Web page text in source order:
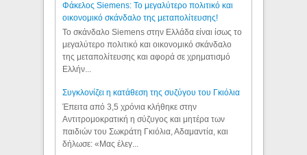
Φάκελος Siemens: Το μεγαλύτερο πολιτικό και
οικονομικό σκάνδαλο της μεταπολίτευσης!
Το σκάνδαλο Siemens στην Ελλάδα είναι ίσως το
μεγαλύτερο πολιτικό και οικονομικό σκάνδαλο
της μεταπολίτευσης και αφορά σε χρηματισμό
Ελλήν...
Συγκλονίζει η κατάθεση της συζύγου του Γκιόλια
Έπειτα από 3,5 χρόνια κλήθηκε στην
Αντιτρομοκρατική η σύζυγος και μητέρα των
παιδιών του Σωκράτη Γκιόλια, Αδαμαντία, και
δήλωσε: «Μας έλεγ...